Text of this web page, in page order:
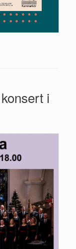
i